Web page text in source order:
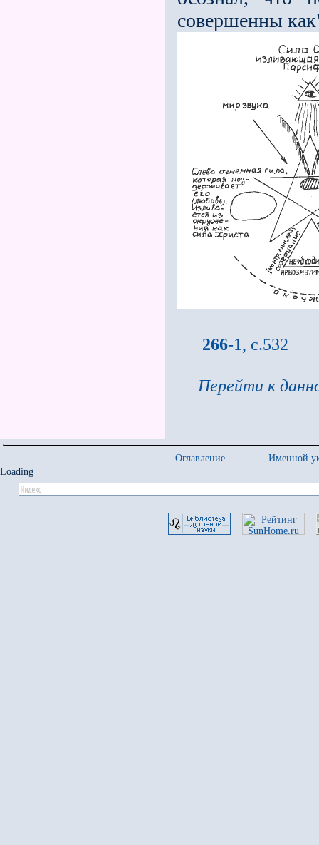
совершенны
266-1, с.532
Перейти к
Оглавление
Именной
Loading